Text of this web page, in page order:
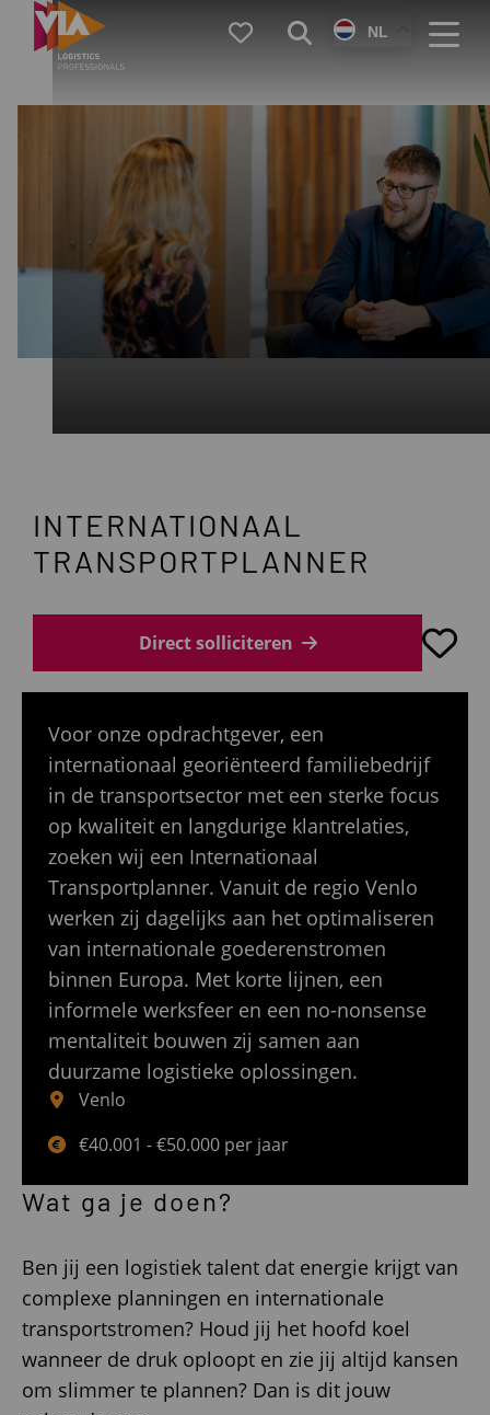
VIA
Logistics
FavorietenZoekenNL
INTERNATIONAAL
TRANSPORTPLANNER
Direct solliciteren
Voor onze opdrachtgever, een
internationaal georiënteerd familiebedrijf
in de transportsector met een sterke focus
op kwaliteit en langdurige klantrelaties,
zoeken wij een Internationaal
Transportplanner. Vanuit de regio Venlo
werken zij dagelijks aan het optimaliseren
van internationale goederenstromen
binnen Europa. Met korte lijnen, een
informele werksfeer en een no-nonsense
mentaliteit bouwen zij samen aan
duurzame logistieke oplossingen.
Venlo
€40.001 - €50.000 per jaar
Wat ga je doen?
Ben jij een logistiek talent dat energie krijgt van
complexe planningen en internationale
transportstromen? Houd jij het hoofd koel
wanneer de druk oploopt en zie jij altijd kansen
om slimmer te plannen? Dan is dit jouw